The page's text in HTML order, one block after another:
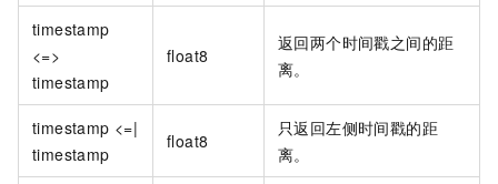
timestamp
<=>
timestamp
float8
返回两个时间戳之间的距
离。
timestamp <=|
timestamp
float8
只返回左侧时间戳的距
离。